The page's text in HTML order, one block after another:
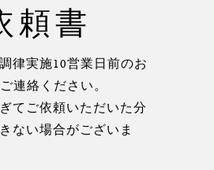
頼書
律実施10営業日前のお
連絡ください。
てご依頼いただいた分
ない場合がございま